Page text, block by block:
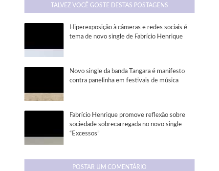
TALVEZ VOCÊ GOSTE DESTAS POSTAGENS
Hiperexposição à câmeras e redes sociais é
tema de novo single de Fabrício Henrique
Novo single da banda Tangara é manifesto
contra panelinha em festivais de música
Fabrício Henrique promove reflexão sobre
sociedade sobrecarregada no novo single
“Excessos”
POSTAR UM COMENTÁRIO